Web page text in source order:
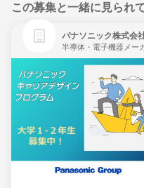
この募集と一緒に見られ
パナソニック株式会
半導体・電子機器メー